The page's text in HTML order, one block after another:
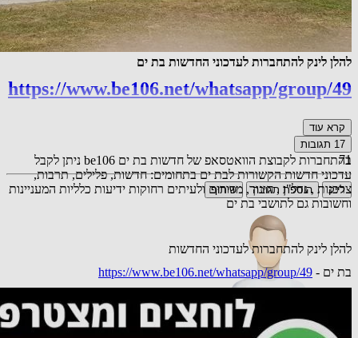
להלן לינק להתחברות לעדכוני החדשות בת ים
https://www.be106.net/whatsapp/group/49
בהתחברות לקבוצת הוואטסאפ של חדשות בת ים be106 ניתן לקבל
עדכוני חדשות הקשורות לבת ים בתחומים: חדשות, פלילים, תרבות,
צרכנות , נדל"ן , חינוך, מדורים ולעיתים רחוקות ידיעות כלליות המעניינות
וחשובות גם לתושבי בת ים
להלן לינק להתחברות לעדכוני החדשות
בת ים - https://www.be106.net/whatsapp/group/49
קרא עוד
17 תגובות
71
לייק הוספת תגובה שיתוף
אורח